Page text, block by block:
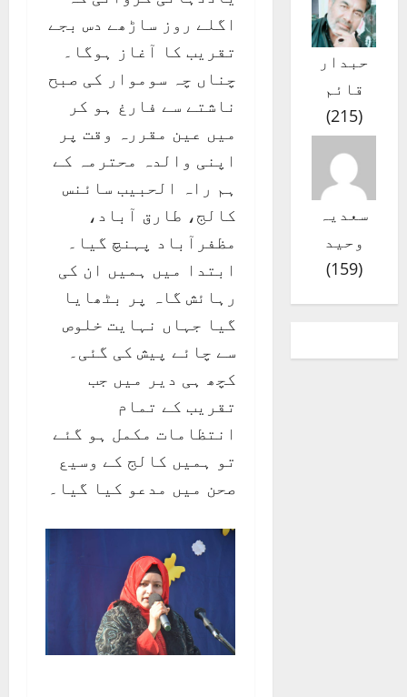
اگلے روز ساڑھے دس بجے
تقریب کا آغاز ہوگا۔
چناں چہ سوموار کی صبح
ناشتے سے فارغ ہو کر
میں عین مقررہ وقت پر
اپنی والدہ محترمہ کے
ہم راہ الحبیب سائنس
کالج، طارق آباد،
مظفرآباد پہنچ گیا۔
ابتدا میں ہمیں ان کی
رہائش گاہ پر بٹھایا
گیا جہاں نہایت خلوص
سے چائے پیش کی گئی۔
کچھ ہی دیر میں جب
تقریب کے تمام
انتظامات مکمل ہو گئے
تو ہمیں کالج کے وسیع
صحن میں مدعو کیا گیا۔
حبدار
قائم
(
215
)
سعدیہ
وحید
(
159
)